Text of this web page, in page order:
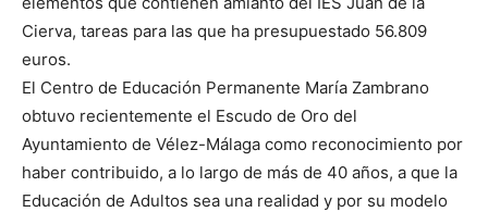
Cierva, tareas para las que ha presupuestado 56.809
euros.
El Centro de Educación Permanente María Zambrano
obtuvo recientemente el Escudo de Oro del
Ayuntamiento de Vélez-Málaga como reconocimiento por
haber contribuido, a lo largo de más de 40 años, a que la
Educación de Adultos sea una realidad y por su modelo